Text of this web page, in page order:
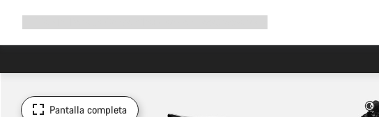
Pantalla completa